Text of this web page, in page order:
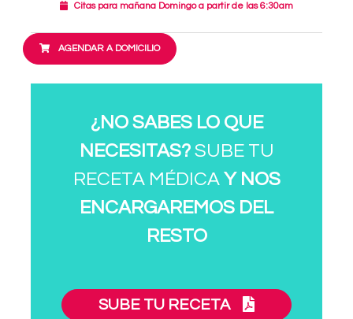
Citas para mañana Domingo a partir de las 6:30am
AGENDAR A DOMICILIO
¿NO SABES LO QUE
NECESITAS?SUBE TU
RECETA MÉDICA Y NOS
ENCARGAREMOS DEL
RESTO
SUBE TU RECETA